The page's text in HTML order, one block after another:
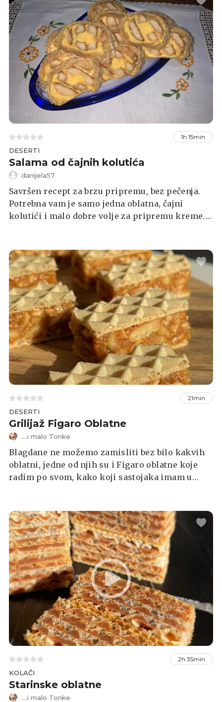
1h 15min
DESERTI
Salama od čajnih kolutića
danijela57
Savršen recept za brzu pripremu, bez pečenja.
Potrebna vam je samo jedna oblatna, čajni
kolutići i malo dobre volje za pripremu kreme.
21min
DESERTI
Grilijaž Figaro Oblatne
....i malo Tonke
Blagdane ne možemo zamisliti bez bilo kakvih
oblatni, jedne od njih su i Figaro oblatne koje
radim po svom, kako koji sastojaka imam u
2h 35min
KOLAČI
Starinske oblatne
....i malo Tonke